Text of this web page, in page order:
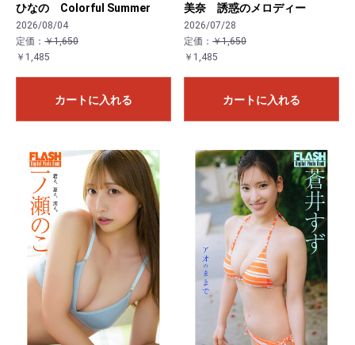
ひなの Colorful Summer
2026/08/04
定価： ￥1,650
￥1,485
カートに入れる
美奈 誘惑のメロディー
2026/07/28
定価： ￥1,650
￥1,485
カートに入れる